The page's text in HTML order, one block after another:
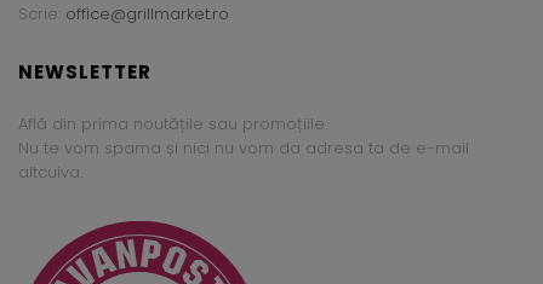
Scrie: office@grillmarket.ro
NEWSLETTER
Află din prima noutățile sau promoțiile.
Nu te vom spama și nici nu vom da adresa ta de e-mail
altcuiva.